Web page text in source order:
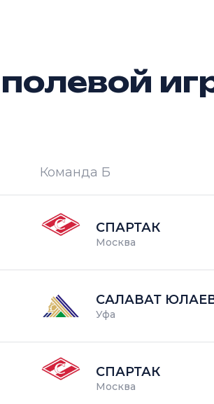
Команда Б
СПАРТАК
Москва
САЛАВАТ
Уфа
СПАРТАК
Москва